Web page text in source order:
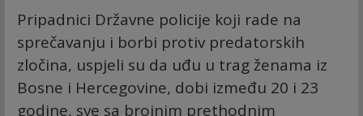
Pripadnici Državne policije koji rade na
sprečavanju i borbi protiv predatorskih
zločina, uspjeli su da uđu u trag ženama iz
Bosne i Hercegovine, dobi između 20 i 23
godine, sve sa brojnim prethodnim